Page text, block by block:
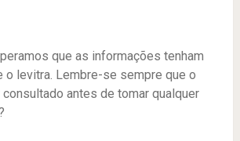
que as informações tenham
o levitra. Lembre-se sempre que o
antes de tomar qualquer